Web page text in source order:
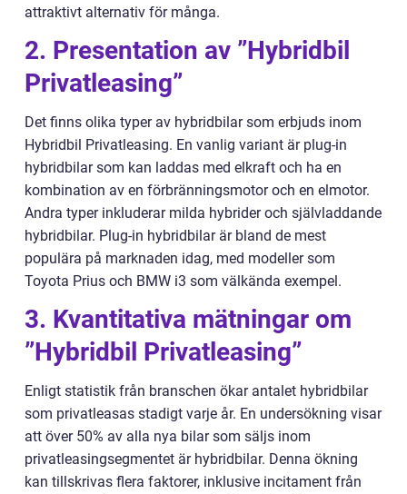
attraktivt alternativ för många.
2. Presentation av ”Hybridbil
Privatleasing”
Det finns olika typer av hybridbilar som erbjuds inom
Hybridbil Privatleasing. En vanlig variant är plug-in
hybridbilar som kan laddas med elkraft och ha en
kombination av en förbränningsmotor och en elmotor.
Andra typer inkluderar milda hybrider och självladdande
hybridbilar. Plug-in hybridbilar är bland de mest
populära på marknaden idag, med modeller som
Toyota Prius och BMW i3 som välkända exempel.
3. Kvantitativa mätningar om
”Hybridbil Privatleasing”
Enligt statistik från branschen ökar antalet hybridbilar
som privatleasas stadigt varje år. En undersökning visar
att över 50% av alla nya bilar som säljs inom
privatleasingsegmentet är hybridbilar. Denna ökning
kan tillskrivas flera faktorer, inklusive incitament från